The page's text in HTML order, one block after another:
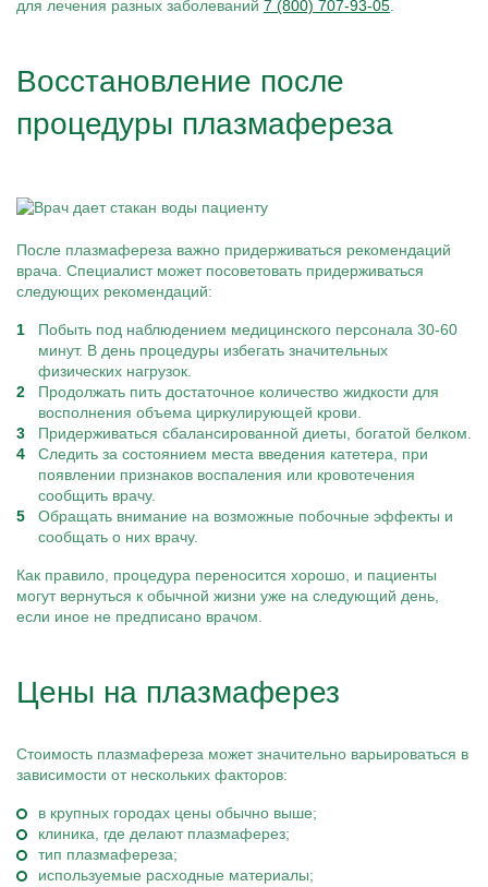
для лечения разных заболеваний 7 (800) 707-93-05
Восстановление после
процедуры плазмафереза
После плазмафереза важно придерживаться рекомендаций
врача. Специалист может посоветовать придерживаться
следующих рекомендаций:
Побыть под наблюдением медицинского персонала 30-60
минут. В день процедуры избегать значительных
физических нагрузок.
Продолжать пить достаточное количество жидкости для
восполнения объема циркулирующей крови.
Придерживаться сбалансированной диеты, богатой белком.
Следить за состоянием места введения катетера, при
появлении признаков воспаления или кровотечения
сообщить врачу.
Обращать внимание на возможные побочные эффекты и
сообщать о них врачу.
Как правило, процедура переносится хорошо, и пациенты
могут вернуться к обычной жизни уже на следующий день,
если иное не предписано врачом.
Цены на плазмаферез
Стоимость плазмафереза может значительно варьироваться в
зависимости от нескольких факторов:
в крупных городах цены обычно выше;
клиника, где делают плазмаферез;
тип плазмафереза;
используемые расходные материалы;